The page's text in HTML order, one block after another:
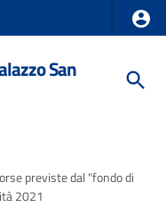
San
previste dal "fondo di
2021